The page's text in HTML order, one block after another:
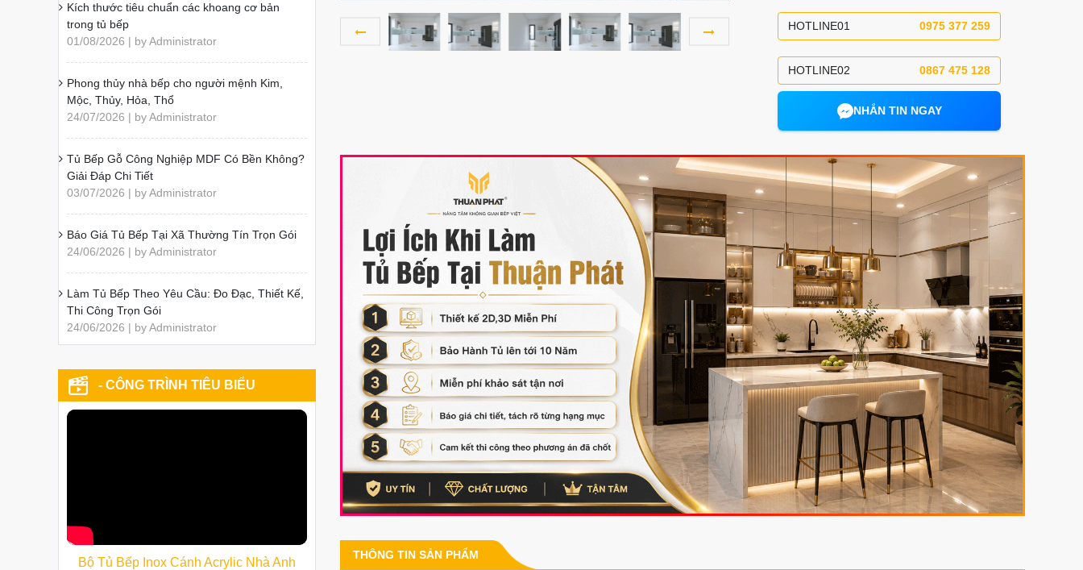
HOTLINE01 0975 377 259
HOTLINE02 0867 475 128
NHẮN TIN NGAY
THÔNG TIN SẢN PHẨM
Kích thước tiêu chuẩn các khoang cơ bản
trong tủ bếp
01/08/2026 | by Administrator
Phong thủy nhà bếp cho người mệnh Kim,
Mộc, Thủy, Hỏa, Thổ
24/07/2026 | by Administrator
Tủ Bếp Gỗ Công Nghiệp MDF Có Bền Không?
Giải Đáp Chi Tiết
03/07/2026 | by Administrator
Báo Giá Tủ Bếp Tại Xã Thường Tín Trọn Gói
24/06/2026 | by Administrator
Làm Tủ Bếp Theo Yêu Cầu: Đo Đạc, Thiết Kế,
Thi Công Trọn Gói
24/06/2026 | by Administrator
- CÔNG TRÌNH TIÊU BIỂU
Bộ Tủ Bếp Inox Cánh Acrylic Nhà Anh